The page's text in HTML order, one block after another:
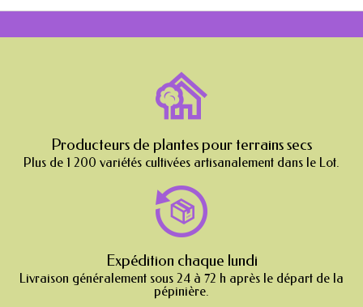
Producteurs de plantes pour terrains secs
Plus de 1 200 variétés cultivées artisanalement dans le Lot.
Expédition chaque lundi
Livraison généralement sous 24 à 72 h après le départ de la
pépinière.